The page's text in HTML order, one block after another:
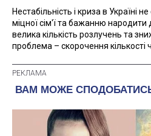
Нестабільність і криза в Україні
міцної сім'ї та бажанню народити
велика кількість розлучень та
проблема – скорочення кількості